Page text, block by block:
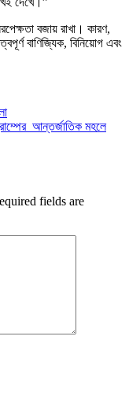
বজায় রাখা। কারণ,
বাণিজ্যিক, বিনিয়োগ এবং
আন্তর্জাতিক মহলে
fields are